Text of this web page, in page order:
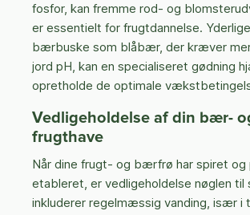
fosfor, kan fremme rod- og
er essentielt for frugtdannelse.
bærbuske som blåbær, der kræver
jord pH, kan en specialiseret gødning
opretholde de optimale
Vedligeholdelse af din bær-
frugthave
Når dine frugt- og bærfrø har spiret og
etableret, er vedligeholdelse nøglen til
inkluderer regelmæssig vanding, især i